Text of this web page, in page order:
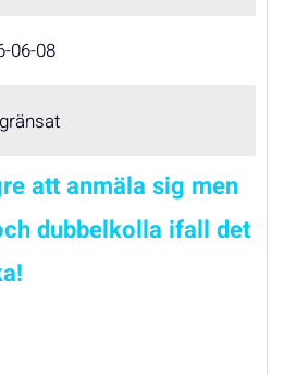
06-08
att anmäla sig men
dubbelkolla ifall det